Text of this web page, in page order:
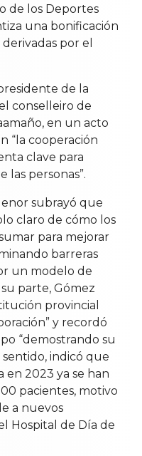
de los Deportes
una bonificación
por el
de la
conselleiro de
en un acto
“la cooperación
clave para
las personas”.
subrayó que
claro de cómo los
para mejorar
barreras
un modelo de
parte, Gómez
provincial
y recordó
“demostrando su
indicó que
en 2023 ya se han
pacientes, motivo
a nuevos
Hospital de Día de